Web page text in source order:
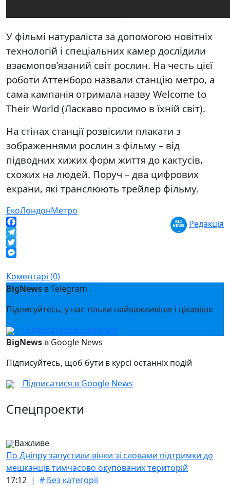
У фільмі натураліста за допомогою новітніх
технологій і спеціальних камер дослідили
взаємопов’язаний світ рослин. На честь цієї
роботи Аттенборо назвали станцію метро, а
сама кампанія отримала назву Welcome to
Their World (Ласкаво просимо в їхній світ).
На стінах станції розвісили плакати з
зображеннями рослин з фільму – від
підводних хижих форм життя до кактусів,
схожих на людей. Поруч – два цифрових
екрани, які транслюють трейлер фільму.
ЕкоЛондонМетро
Facebook
Telegram
Twitter
Редакція
Коментарі (0)
BigNews в Telegram
Підписуйтесь, у нас тільки найважливіше і цікавіше
Підписатися в Telegram
BigNews в Google News
Підписуйтесь, щоб бути в курсі останніх подій
Підписатися в Google News
Спецпроекти
Важливе
По Дніпру запустили вінки зі словами підтримки до
мешканців тимчасово окупованих територій
17:12 | # Без категорії